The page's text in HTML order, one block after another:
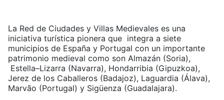
La Red de Ciudades y Villas Medievales es una
iniciativa turística pionera que integra a siete
municipios de España y Portugal con un importante
patrimonio medieval como son Almazán (Soria),
Estella–Lizarra (Navarra), Hondarribia (Gipuzkoa),
Jerez de los Caballeros (Badajoz), Laguardia (Álava),
Marvão (Portugal) y Sigüenza (Guadalajara).